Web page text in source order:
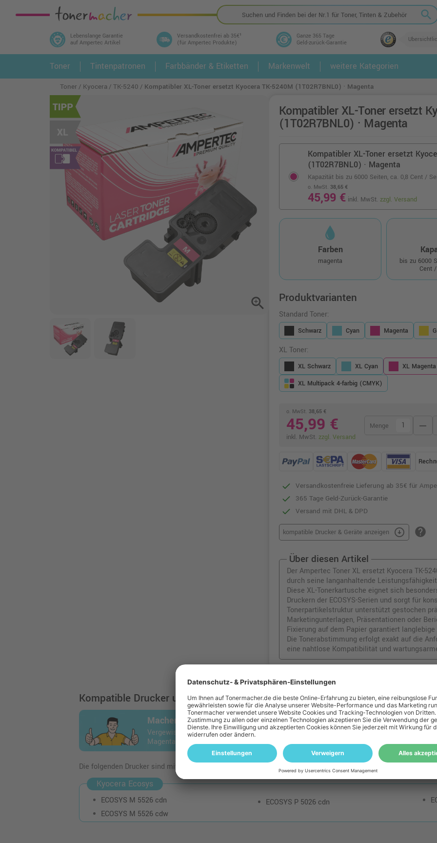
search
Lebenslange Garantie
auf Ampertec Artikel
Versandkostenfrei ab 35€¹
(für Ampertec Produkte)
Ganze 365 Tage
Geld-zurück-Garantie
In 3 einfachen Schritten ihr Druckermodell
und alle dazu passenden Artikel finden ➤ 1. 2.
Toner Tintenpatronen Farbbänder & Etiketten Markenwelt weitere Kategorien
Toner Kyocera TK-5240 Kompatibler XL-Toner ersetzt Kyocera TK-5240M (1T02R7BNL0) · Magenta
zoom_in
Kompatibler XL-Toner ersetzt
(1T02R7BNL0) · Magenta
Kompatibler XL-Toner ersetzt
(1T02R7BNL0) · Magenta
Kapazität bis zu 6000 Seiten, ca. 0,8 Cent /
o. MwSt. 38,65 €
45,99 € inkl. MwSt. zzgl. Versand
Farben
magenta bis zu 6000
Cent
Produktvarianten
Standard Toner:
Schwarz Cyan Magenta
XL Toner:
XL Schwarz XL Cyan XL Magenta
XL Multipack 4-farbig (CMYK)
o. MwSt. 38,65 €
45,99 €
inkl. MwSt. zzgl. Versand
Menge remove
Versandkostenfreie Lieferung ab 35€ für
365 Tage Geld-Zurück-Garantie
Versand mit DHL & DPD
kompatible Drucker & Geräte anzeigen arrow_circle_down help
Über diesen Artikel
Der Ampertec Toner XL ersetzt Kyocera TK-
durch seine langanhaltende
Diese XL-Tonerkartusche eignet sich
Druckern der ECOSYS-Serien und sorgt für
Tonerpartikelstruktur unterstützt gestochen
Marketingunterlagen, Präsentationen oder
Fixierung auf dem Papier garantiert
Die Tonerabstimmung erfolgt exakt auf die
eine nahtlose Kompatibilität und
Kompatible Drucker und Geräte zu diesem Artikel
Machen Sie den Patronen Check
Vergewissern Sie sich unbedingt, ob die "Kompatibler XL-Toner ersetzt Kyocera TK-5240M
Magenta" auch in Ihren Drucker passt.
Die folgenden Drucker sind mit dem Artikel kompatibel:
Kyocera Ecosys
ECOSYS M 5526 cdn
ECOSYS M 5526 cdw
ECOSYS P 5026 cdn